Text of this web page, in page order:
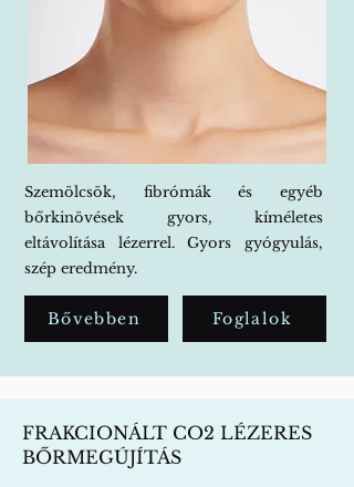
Szemölcsök, fibrómák és egyéb
bőrkinövések gyors, kíméletes
eltávolítása lézerrel. Gyors gyógyulás,
szép eredmény.
Bővebben Foglalok
FRAKCIONÁLT CO2 LÉZERES
BŐRMEGÚJÍTÁS